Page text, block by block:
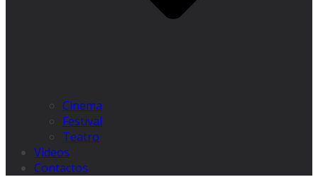
Cinema
Festival
Teatro
Videos
Contactos